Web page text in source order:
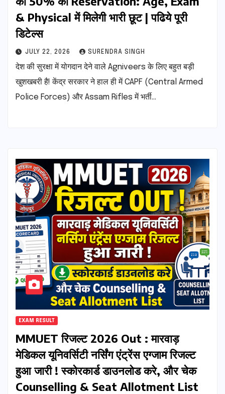
& Physical में मिलेगी भारी छूट | पढिये पूरी
डिटेल्स
JULY 22, 2026 SURENDRA SINGH
देश की सुरक्षा में योगदान देने वाले Agniveers के लिए बहुत बड़ी
खुशखबरी है! केंद्र सरकार ने हाल ही में CAPF (Central Armed
Police Forces) और Assam Rifles में भर्ती…
EXAM RESULT
MMUET रिजल्ट 2026 Out : मारवाड़
मेडिकल यूनिवर्सिटी नर्सिंग एंट्रेंस एग्जाम रिजल्ट
हुआ जारी ! स्कोरकार्ड डाउनलोड करे, और चेक
Counselling & Seat Allotment List